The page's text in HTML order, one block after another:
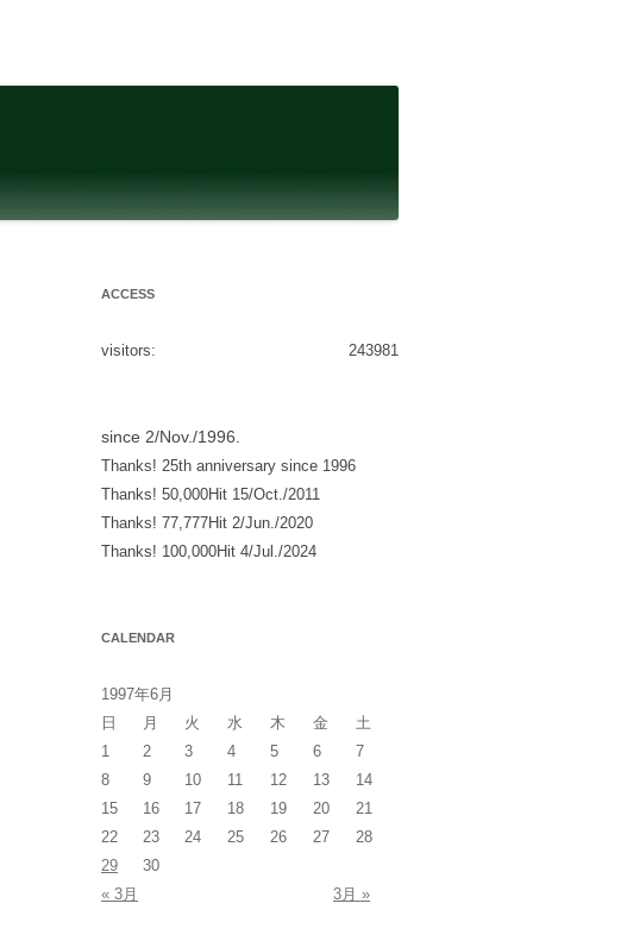
ACCESS
243981
visitors:
since 2/Nov./1996.
Thanks! 25th anniversary since 1996
Thanks! 50,000Hit 15/Oct./2011
Thanks! 77,777Hit 2/Jun./2020
Thanks! 100,000Hit 4/Jul./2024
CALENDAR
1997年6月
日
月 火 水 木 金
土
1
2 3 4 5 6
7
8
9 10 11 12 13
14
15
16 17 18 19 20
21
22
23 24 25 26 27
28
29
30
« 3月
3月 »